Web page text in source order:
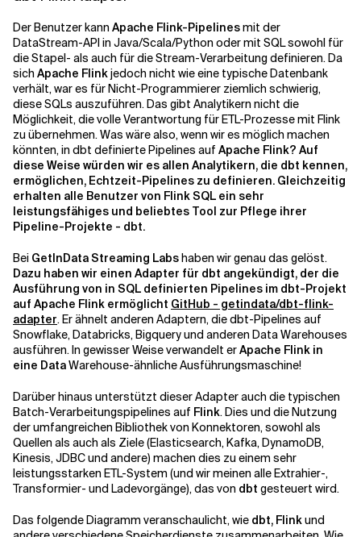
Der Benutzer kann Apache Flink-Pipelinesmit der
DataStream-API in Java/Scala/Python oder mit SQL sowohl für
die Stapel- als auch für die Stream-Verarbeitung definieren. Da
sich Apache Flinkjedoch nicht wie eine typische Datenbank
verhält, war es für Nicht-Programmierer ziemlich schwierig,
diese SQLs auszuführen. Das gibt Analytikern nicht die
Möglichkeit, die volle Verantwortung für ETL-Prozesse mit Flink
zu übernehmen. Was wäre also, wenn wir es möglich machen
könnten, in dbt definierte Pipelines auf Apache Flink? Auf
diese Weise würden wir es allen Analytikern, die dbt kennen,
ermöglichen, Echtzeit-Pipelines zu definieren. Gleichzeitig
erhalten alle Benutzer von Flink SQL ein sehr
leistungsfähiges und beliebtes Tool zur Pflege ihrer
Pipeline-Projekte - dbt.
Bei GetInData Streaming Labshaben wir genau das gelöst.
Dazu haben wir einen Adapter für dbt angekündigt, der die
Ausführung von in SQL definierten Pipelines im dbt-Projekt
auf Apache Flink ermöglicht GitHub - getindata/dbt-flink-
adapter. Er ähnelt anderen Adaptern, diedbt-Pipelines auf
Snowflake, Databricks, Bigquery und anderen Data Warehouses
ausführen. In gewisser Weise verwandelt erApache Flink in
eine DataWarehouse-ähnliche Ausführungsmaschine!
Darüber hinaus unterstützt dieser Adapter auch die typischen
Batch-Verarbeitungspipelines auf Flink. Dies und die Nutzung
der umfangreichen Bibliothek von Konnektoren, sowohl als
Quellen als auch als Ziele (Elasticsearch, Kafka, DynamoDB,
Kinesis, JDBC und andere) machen dies zu einem sehr
leistungsstarken ETL-System (und wir meinen alle Extrahier-,
Transformier- und Ladevorgänge), das von dbt gesteuert wird.
Das folgende Diagramm veranschaulicht, wie dbt, Flinkund